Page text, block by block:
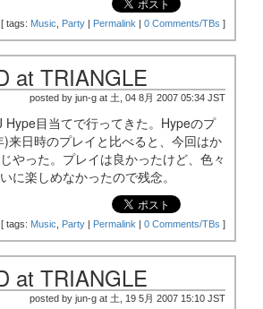
[ tags: Music Party | Permalink | 0 Comments/TBs ]
at TRIANGLE
posted by jun-g at 土, 04 8月 2007 05:34 JST
Hype目当てで行ってきた。Hypeのプ
)来日時のプレイと比べると、今回はか
やった。プレイは良かったけど、色々
に楽しめなかったので残念。
[ tags: Music Party Permalink 0 Comments/TBs ]
at TRIANGLE
posted by jun-g at 土, 19 5月 2007 15:10 JST